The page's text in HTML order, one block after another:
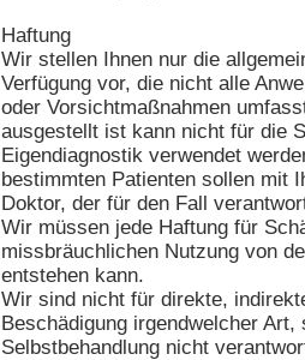
Haftung
Wir stellen Ihnen nur die
Verfügung vor, die nicht alle
oder Vorsichtmaßnahmen
ausgestellt ist kann nicht für die
Eigendiagnostik verwendet
bestimmten Patienten sollen mit
Doktor, der für den Fall
Wir müssen jede Haftung für
missbräuchlichen Nutzung von
entstehen kann.
Wir sind nicht für direkte,
Beschädigung irgendwelcher
Selbstbehandlung nicht